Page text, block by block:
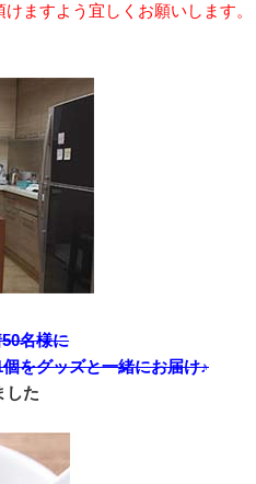
ますよう宜しくお願いします。
名様に
をグッズと一緒にお届け♪
した